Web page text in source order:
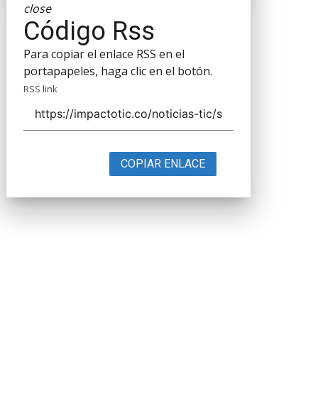
close
Código Rss
Para copiar el enlace RSS en el
portapapeles, haga clic en el botón.
RSS link
COPIAR ENLACE